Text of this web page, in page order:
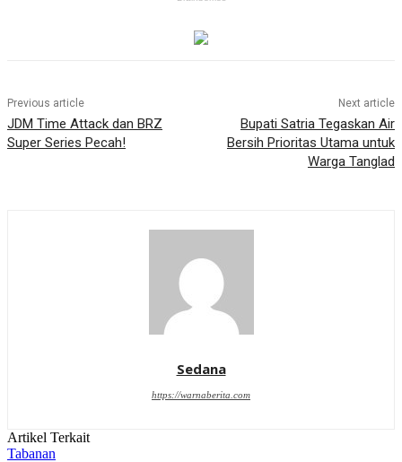
Previous article
JDM Time Attack dan BRZ
Super Series Pecah!
Next article
Bupati Satria Tegaskan Air
Bersih Prioritas Utama untuk
Warga Tanglad
Sedana
https://warnaberita.com
Artikel Terkait
Tabanan